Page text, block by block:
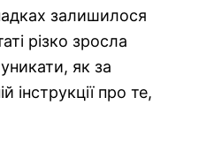
залишилося
різко зросла
як за
інструкції про те,